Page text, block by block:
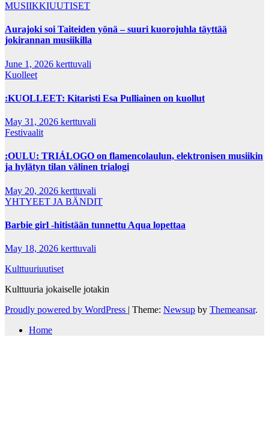
MUSIIKKIUUTISET
Aurajoki soi Taiteiden yönä – suuri kuorojuhla täyttää
jokirannan musiikilla
June 1, 2026 kerttuvali
Kuolleet
:KUOLLEET: Kitaristi Esa Pulliainen on kuollut
May 31, 2026 kerttuvali
Festivaalit
:OULU: TRIÁLOGO on flamencolaulun, elektronisen musiikin
ja hylätyn tilan välinen trialogi
May 20, 2026 kerttuvali
YHTYEET JA BÄNDIT
Barbie girl -hitistään tunnettu Aqua lopettaa
May 18, 2026 kerttuvali
Kulttuuriuutiset
Kulttuuria jokaiselle jotakin
Proudly powered by WordPress | Theme: Newsup by Themeansar.
Home